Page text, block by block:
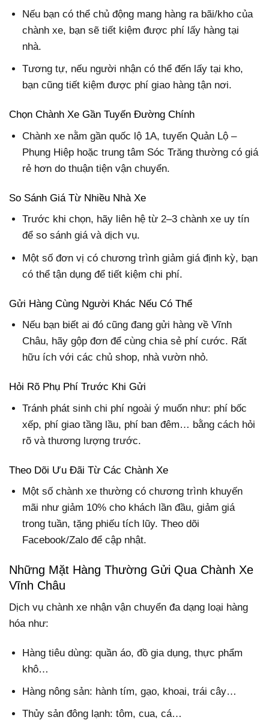
Nếu bạn có thể chủ động mang hàng ra bãi/kho của
chành xe, bạn sẽ tiết kiệm được phí lấy hàng tại
nhà.
Tương tự, nếu người nhận có thể đến lấy tại kho,
bạn cũng tiết kiệm được phí giao hàng tận nơi.
Chọn Chành Xe Gần Tuyến Đường Chính
Chành xe nằm gần quốc lộ 1A, tuyến Quản Lộ –
Phụng Hiệp hoặc trung tâm Sóc Trăng thường có giá
rẻ hơn do thuận tiện vận chuyển.
So Sánh Giá Từ Nhiều Nhà Xe
Trước khi chọn, hãy liên hệ từ 2–3 chành xe uy tín
để so sánh giá và dịch vụ.
Một số đơn vị có chương trình giảm giá định kỳ, bạn
có thể tận dụng để tiết kiệm chi phí.
Gửi Hàng Cùng Người Khác Nếu Có Thể
Nếu bạn biết ai đó cũng đang gửi hàng về Vĩnh
Châu, hãy gộp đơn để cùng chia sẻ phí cước. Rất
hữu ích với các chủ shop, nhà vườn nhỏ.
Hỏi Rõ Phụ Phí Trước Khi Gửi
Tránh phát sinh chi phí ngoài ý muốn như: phí bốc
xếp, phí giao tầng lầu, phí ban đêm… bằng cách hỏi
rõ và thương lượng trước.
Theo Dõi Ưu Đãi Từ Các Chành Xe
Một số chành xe thường có chương trình khuyến
mãi như giảm 10% cho khách lần đầu, giảm giá
trong tuần, tặng phiếu tích lũy. Theo dõi
Facebook/Zalo để cập nhật.
Những Mặt Hàng Thường Gửi Qua Chành Xe
Vĩnh Châu
Dịch vụ chành xe nhận vận chuyển đa dạng loại hàng
hóa như:
Hàng tiêu dùng: quần áo, đồ gia dụng, thực phẩm
khô…
Hàng nông sản: hành tím, gạo, khoai, trái cây…
Thủy sản đông lạnh: tôm, cua, cá…